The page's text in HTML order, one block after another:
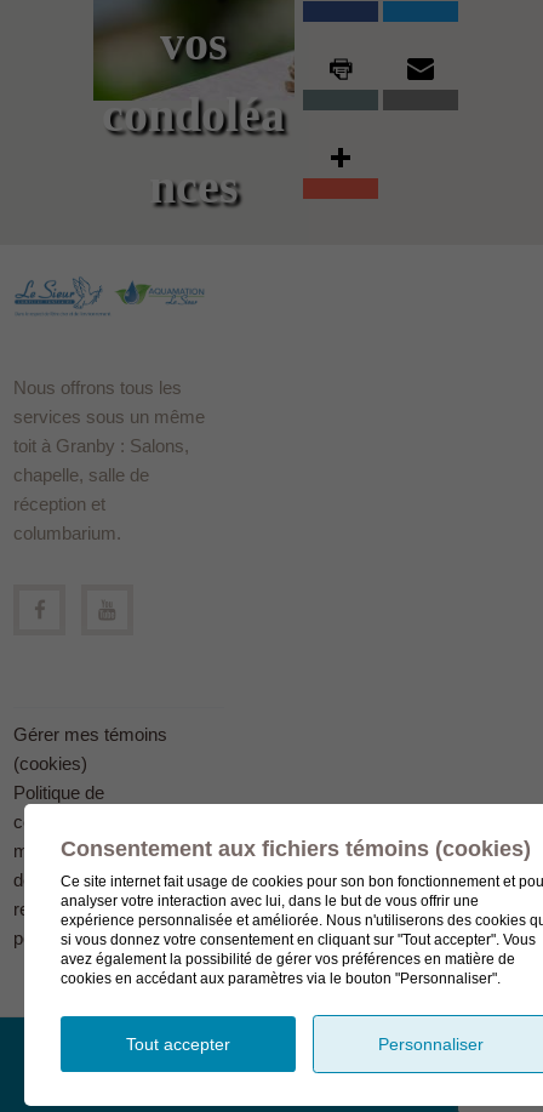
vos
condoléa
nces
Nous offrons tous les
services sous un même
toit à Granby : Salons,
chapelle, salle de
réception et
columbarium.
Gérer mes témoins
(cookies)
Politique de
confidentialité en
matière
de protection des
renseignements
personnels
© Complexe funéraire LeSieur 2023.
Consentement aux fichiers témoins (cookies)
Ce site internet fait usage de cookies pour son bon fonctionnement et
analyser votre interaction avec lui, dans le but de vous offrir une
expérience personnalisée et améliorée. Nous n'utiliserons des cookies
si vous donnez votre consentement en cliquant sur "Tout accepter". Vous
avez également la possibilité de gérer vos préférences en matière de
cookies en accédant aux paramètres via le bouton "Personnaliser".
Tout accepter Personnaliser